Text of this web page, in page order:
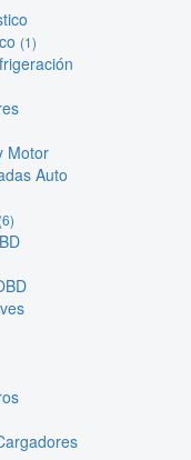
(1)
Motor
Auto
(6)